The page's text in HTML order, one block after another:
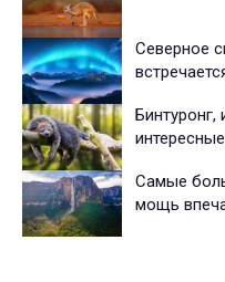
Северное
Самые
мощь